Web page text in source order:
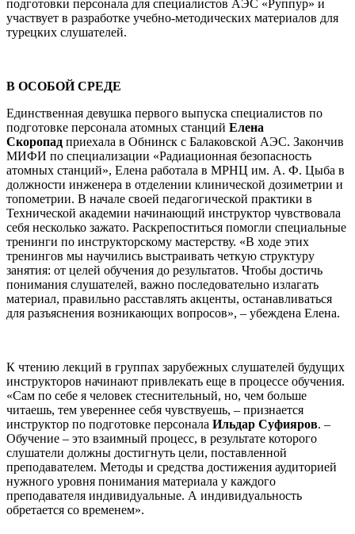
подготовки персонала для специалистов АЭС «Руппур» и
участвует в разработке учебно-методических материалов для
турецких слушателей.
В ОСОБОЙ СРЕДЕ
Единственная девушка первого выпуска специалистов по
подготовке персонала атомных станций Елена
Скоропад приехала в Обнинск с Балаковской АЭС. Закончив
МИФИ по специализации «Радиационная безопасность
атомных станций», Елена работала в МРНЦ им. А. Ф. Цыба в
должности инженера в отделении клинической дозиметрии и
топометрии. В начале своей педагогической практики в
Технической академии начинающий инструктор чувствовала
себя несколько зажато. Раскрепоститься помогли специальные
тренинги по инструкторскому мастерству. «В ходе этих
тренингов мы научились выстраивать четкую структуру
занятия: от целей обучения до результатов. Чтобы достичь
понимания слушателей, важно последовательно излагать
материал, правильно расставлять акценты, останавливаться
для разъяснения возникающих вопросов», – убеждена Елена.
К чтению лекций в группах зарубежных слушателей будущих
инструкторов начинают привлекать еще в процессе обучения.
«Сам по себе я человек стеснительный, но, чем больше
читаешь, тем увереннее себя чувствуешь, – признается
инструктор по подготовке персонала Ильдар Суфияров. –
Обучение – это взаимный процесс, в результате которого
слушатели должны достигнуть цели, поставленной
преподавателем. Методы и средства достижения аудиторией
нужного уровня понимания материала у каждого
преподавателя индивидуальные. А индивидуальность
обретается со временем».